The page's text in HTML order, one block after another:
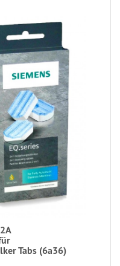
Tabs (6a36)